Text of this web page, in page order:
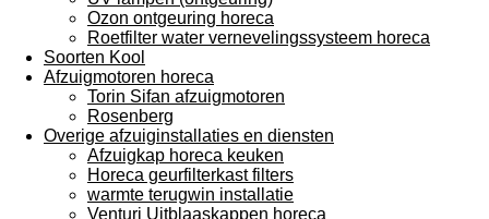
Ozon ontgeuring horeca
Roetfilter water vernevelingssysteem horeca
Soorten Kool
Afzuigmotoren horeca
Torin Sifan afzuigmotoren
Rosenberg
Overige afzuiginstallaties en diensten
Afzuigkap horeca keuken
Horeca geurfilterkast filters
warmte terugwin installatie
Venturi Uitblaaskappen horeca